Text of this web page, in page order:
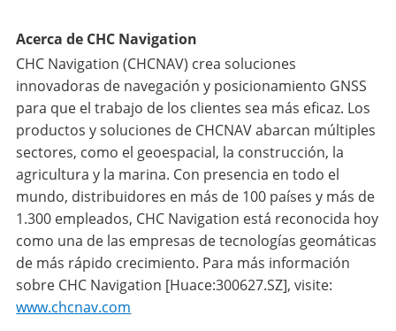
Acerca de CHC Navigation
CHC Navigation (CHCNAV) crea soluciones
innovadoras de navegación y posicionamiento GNSS
para que el trabajo de los clientes sea más eficaz. Los
productos y soluciones de CHCNAV abarcan múltiples
sectores, como el geoespacial, la construcción, la
agricultura y la marina. Con presencia en todo el
mundo, distribuidores en más de 100 países y más de
1.300 empleados, CHC Navigation está reconocida hoy
como una de las empresas de tecnologías geomáticas
de más rápido crecimiento. Para más información
sobre CHC Navigation [Huace:300627.SZ], visite:
www.chcnav.com